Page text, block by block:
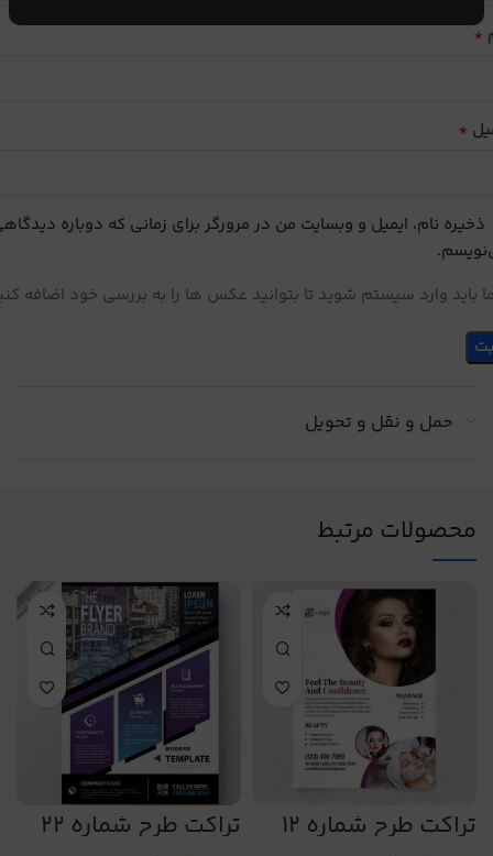
*
*
ذخیره نام، ایمیل و وبسایت من در مرورگر برای زمانی که دوباره
باید وارد سیستم شوید تا بتوانید عکس ها را به بررسی خود اضافه
حمل و نقل و تحویل
محصولات مرتبط
تراکت طرح شماره 12 تراکت طرح شماره 22